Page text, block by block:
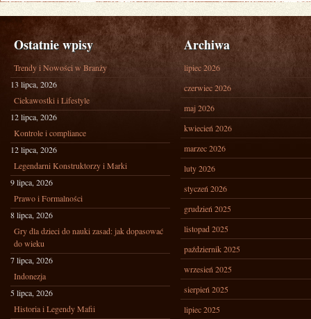
Ostatnie wpisy
Trendy i Nowości w Branży
13 lipca, 2026
Ciekawostki i Lifestyle
12 lipca, 2026
Kontrole i compliance
12 lipca, 2026
Legendarni Konstruktorzy i Marki
9 lipca, 2026
Prawo i Formalności
8 lipca, 2026
Gry dla dzieci do nauki zasad: jak dopasować
do wieku
7 lipca, 2026
Indonezja
5 lipca, 2026
Historia i Legendy Mafii
Archiwa
lipiec 2026
czerwiec 2026
maj 2026
kwiecień 2026
marzec 2026
luty 2026
styczeń 2026
grudzień 2025
listopad 2025
październik 2025
wrzesień 2025
sierpień 2025
lipiec 2025